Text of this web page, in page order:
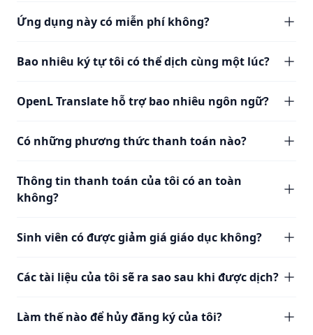
Ứng dụng này có miễn phí không?
Bao nhiêu ký tự tôi có thể dịch cùng một lúc?
OpenL Translate hỗ trợ bao nhiêu ngôn ngữ?
Có những phương thức thanh toán nào?
Thông tin thanh toán của tôi có an toàn
không?
Sinh viên có được giảm giá giáo dục không?
Các tài liệu của tôi sẽ ra sao sau khi được dịch?
Làm thế nào để hủy đăng ký của tôi?